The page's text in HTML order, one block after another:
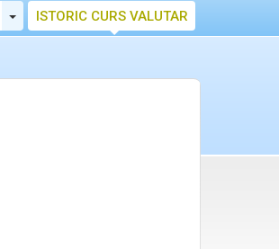
Toggle Dropdown
ISTORIC CURS VALUTAR